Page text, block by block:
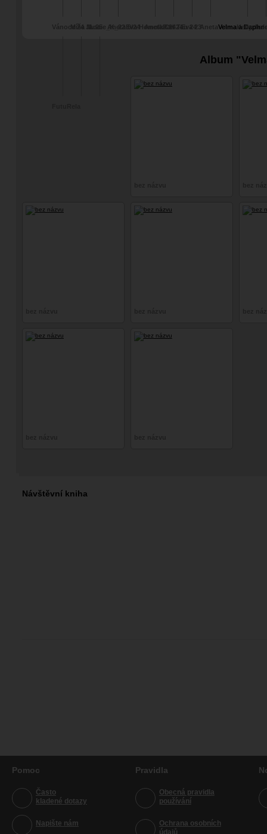
Velma aKelly
Album
Návštěvní kniha
Pomoc
Často
kladené dotazy
Napište nám
Pravidla
Obecná pravidla
používání
Ochrana osobních
údajů